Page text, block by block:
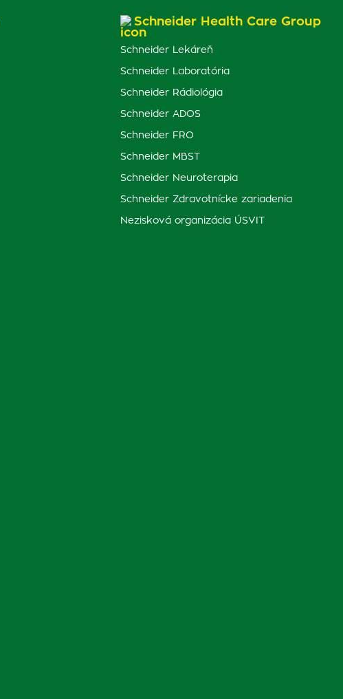
Schneider Health Care Group
Schneider Lekáreň
Schneider Laboratória
Schneider Rádiológia
Schneider ADOS
Schneider FRO
Schneider MBST
Schneider Neuroterapia
Schneider Zdravotnícke zariadenia
Nezisková organizácia ÚSVIT